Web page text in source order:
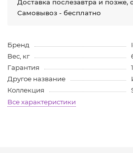
Доставка послезавтра и позже,
Самовывоз - бесплатно
Бренд
Вес, кг
Гарантия
Другое название
Коллекция
Все характеристики